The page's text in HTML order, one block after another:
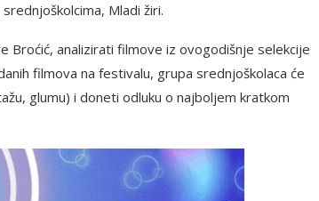
Mladi žiri.
analizirati filmove iz ovogodišnje selekcije
filmova na festivalu, grupa srednjoškolaca će
glumu) i doneti odluku o najboljem kratkom